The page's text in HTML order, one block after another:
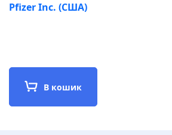
Pfizer Inc. (США)
В кошик